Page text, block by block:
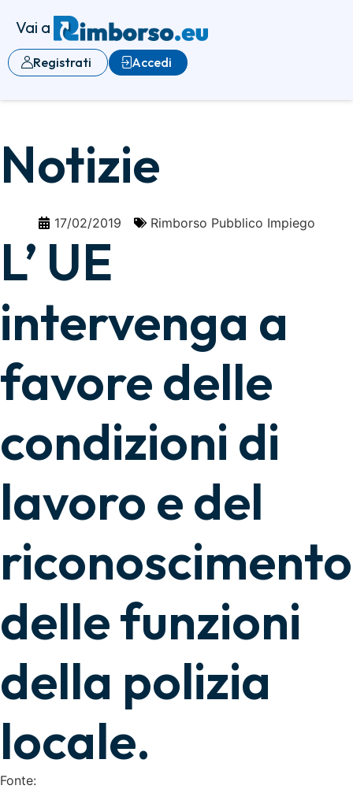
Vai a
Accedi
Registrati
Notizie
17/02/2019 Rimborso Pubblico Impiego
L’ UE
intervenga a
favore delle
condizioni di
lavoro e del
riconoscimento
delle funzioni
della polizia
locale.
Fonte: